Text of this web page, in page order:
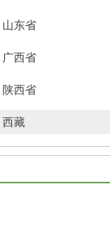
山东省
广西省
陕西省
西藏